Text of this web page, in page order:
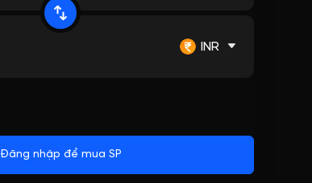
INR
Đăng nhập để mua SP